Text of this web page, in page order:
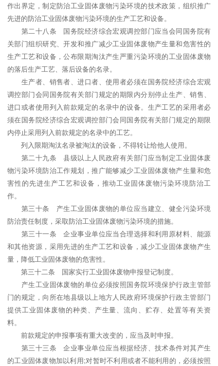
作出界定，制定防治工业固体废物污染环境的技术政策，组织推广
先进的防治工业固体废物污染环境的生产工艺和设备。
第二十八条 国务院经济综合宏观调控部门应当会同国务院有
关部门组织研究、开发和推广减少工业固体废物产生量和危害性的
生产工艺和设备，公布限期淘汰产生严重污染环境的工业固体废物
的落后生产工艺、落后设备的名录。
生产者、销售者、进口者、使用者必须在国务院经济综合宏观
调控部门会同国务院有关部门规定的期限内分别停止生产、销售、
进口或者使用列入前款规定的名录中的设备。生产工艺的采用者必
须在国务院经济综合宏观调控部门会同国务院有关部门规定的期限
内停止采用列入前款规定的名录中的工艺。
列入限期淘汰名录被淘汰的设备，不得转让给他人使用。
第二十九条 县级以上人民政府有关部门应当制定工业固体废
物污染环境防治工作规划，推广能够减少工业固体废物产生量和危
害性的先进生产工艺和设备，推动工业固体废物污染环境防治工
作。
第三十条 产生工业固体废物的单位应当建立、健全污染环境
防治责任制度，采取防治工业固体废物污染环境的措施。
第三十一条 企业事业单位应当合理选择和利用原材料、能源
和其他资源，采用先进的生产工艺和设备，减少工业固体废物产生
量，降低工业固体废物的危害性。
第三十二条 国家实行工业固体废物申报登记制度。
产生工业固体废物的单位必须按照国务院环境保护行政主管部
门的规定，向所在地县级以上地方人民政府环境保护行政主管部门
提供工业固体废物的种类、产生量、流向、贮存、处置等有关资
料。
前款规定的申报事项有重大改变的，应当及时申报。
第三十三条 企业事业单位应当根据经济、技术条件对其产生
的工业固体废物加以利用;对暂时不利用或者不能利用的，必须按照